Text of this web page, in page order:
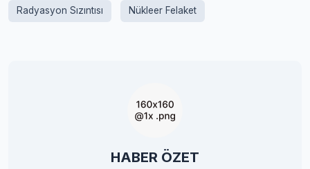
Radyasyon Sızıntısı Nükleer Felaket
HABER ÖZET